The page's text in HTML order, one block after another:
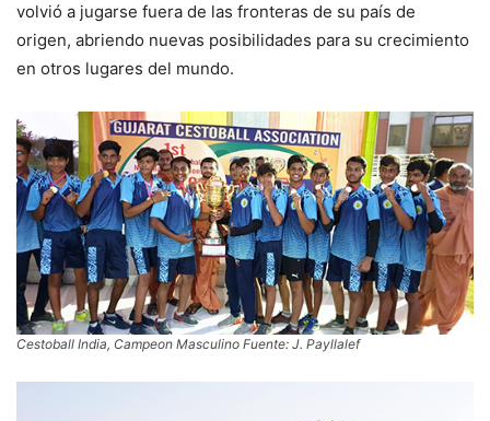
volvió a jugarse fuera de las fronteras de su país de
origen, abriendo nuevas posibilidades para su crecimiento
en otros lugares del mundo.
Cestoball India, Campeon Masculino Fuente: J. Payllalef